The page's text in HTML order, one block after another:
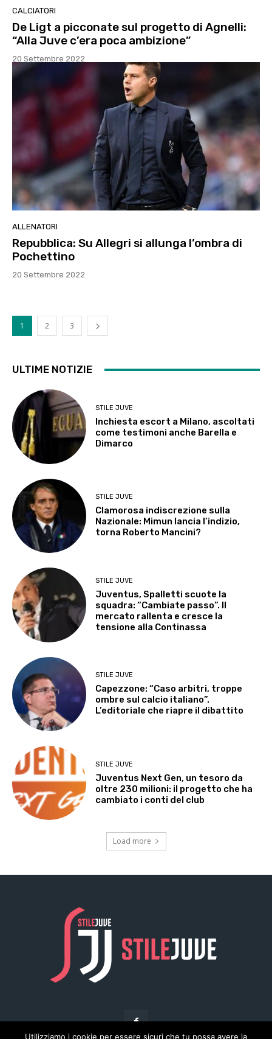
CALCIATORI
De Ligt a picconate sul progetto di Agnelli:
“Alla Juve c’era poca ambizione”
20 Settembre 2022
ALLENATORI
Repubblica: Su Allegri si allunga l’ombra di
Pochettino
20 Settembre 2022
1 2 3
ULTIME NOTIZIE
STILE JUVE
Inchiesta escort a Milano, ascoltati
come testimoni anche Barella e
Dimarco
STILE JUVE
Clamorosa indiscrezione sulla
Nazionale: Mimun lancia l’indizio,
torna Roberto Mancini?
STILE JUVE
Juventus, Spalletti scuote la
squadra: “Cambiate passo”. Il
mercato rallenta e cresce la
tensione alla Continassa
STILE JUVE
Capezzone: “Caso arbitri, troppe
ombre sul calcio italiano”.
L’editoriale che riapre il dibattito
STILE JUVE
Juventus Next Gen, un tesoro da
oltre 230 milioni: il progetto che ha
cambiato i conti del club
Load more
Utilizziamo i cookie per essere sicuri che tu possa avere la